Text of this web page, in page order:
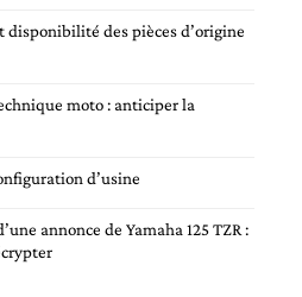
disponibilité des pièces d’origine
moto : anticiper la
d’usine
annonce de Yamaha 125 TZR :